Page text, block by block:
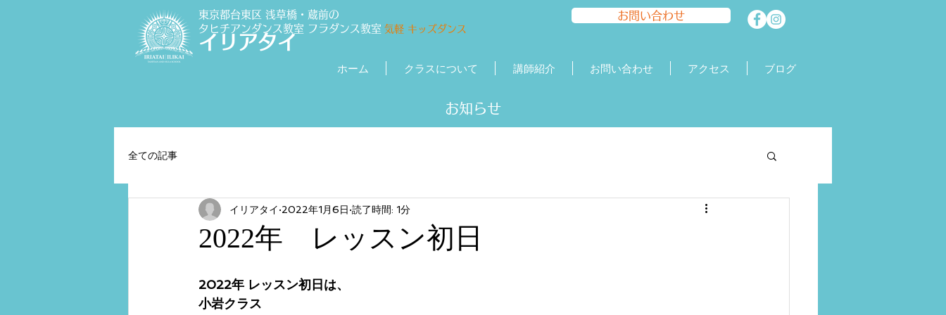
東京都台東区 浅草橋・蔵前の
タヒチアンダンス教室 フラダンス教室 気軽 キッズダンス
イリアタイ
お問い合わせ
ホーム クラスについて 講師紹介 お問い合わせ アクセス ブログ
​​お知らせ
全ての記事
2022年 レッスン初日
イリアタイ 2022年1月6日 読了時間: 1分
2022年 レッスン初日は、
小岩クラス